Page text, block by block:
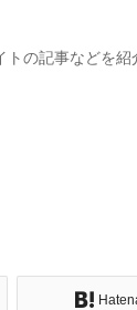
の記事などを紹